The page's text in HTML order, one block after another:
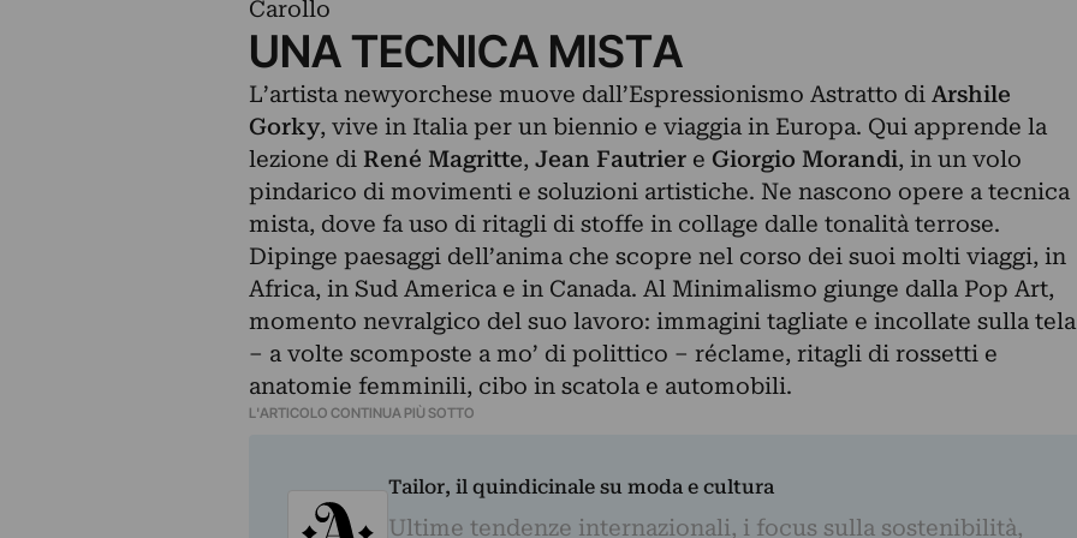
Carollo
UNA TECNICA MISTA
L’artista newyorchese muove dall’Espressionismo Astratto di Arshile
Gorky, vive in Italia per un biennio e viaggia in Europa. Qui apprende la
lezione di René Magritte, Jean Fautriere Giorgio Morandi, in un volo
pindarico di movimenti e soluzioni artistiche. Ne nascono opere a tecnica
mista, dove fa uso di ritagli di stoffe in collage dalle tonalità terrose.
Dipinge paesaggi dell’anima che scopre nel corso dei suoi molti viaggi, in
Africa, in Sud America e in Canada. Al Minimalismo giunge dalla Pop Art,
momento nevralgico del suo lavoro: immagini tagliate e incollate sulla tela
– a volte scomposte a mo’ di polittico – réclame, ritagli di rossetti e
anatomie femminili, cibo in scatola e automobili.
L'ARTICOLO CONTINUA PIÙ SOTTO
Tailor, il quindicinale su moda e cultura
Ultime tendenze internazionali, i focus sulla sostenibilità,